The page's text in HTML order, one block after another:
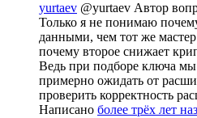
yurtaev @yurtaev Автор
Только я не понимаю
данными, чем тот же
почему второе снижает
Ведь при подборе ключа мы
примерно ожидать от
проверить корректность
Написано более трёх лет